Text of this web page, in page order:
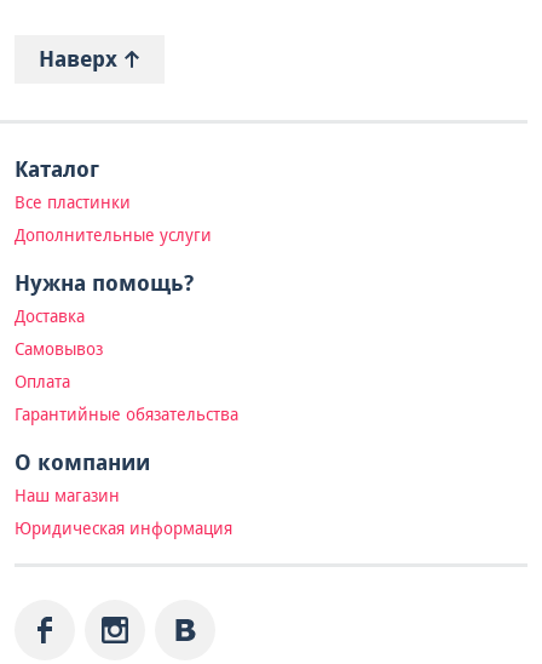
Наверх
Каталог
Все пластинки
Дополнительные услуги
Нужна помощь?
Доставка
Самовывоз
Оплата
Гарантийные обязательства
О компании
Наш магазин
Юридическая информация